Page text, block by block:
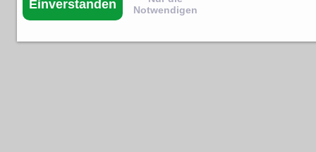
Einverstanden
Notwendigen